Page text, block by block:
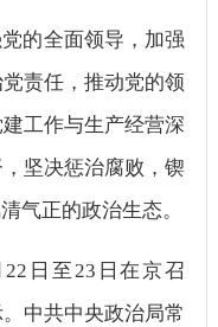
的全面领导，加强
责任，推动党的领
工作与生产经营深
坚决惩治腐败，锲
气正的政治生态。
日至23日在京召
中共中央政治局常